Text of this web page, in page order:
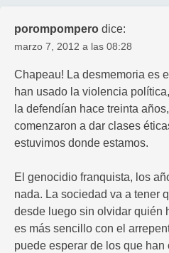
porompompero dice:
marzo 7, 2012 a las 08:28
Chapeau! La desmemoria es
han usado la violencia
la defendían hace treinta
comenzaron a dar clases
estuvimos donde estamos.
El genocidio franquista, los
nada. La sociedad va a tener
desde luego sin olvidar quién
es más sencillo con el
puede esperar de los que